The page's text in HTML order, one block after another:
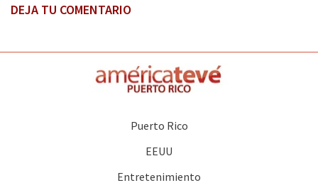
DEJA TU COMENTARIO
Puerto Rico
EEUU
Entretenimiento